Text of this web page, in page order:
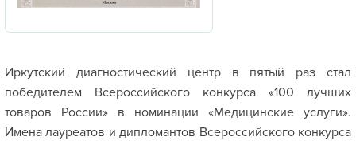
Иркутский диагностический центр в пятый раз стал
победителем Всероссийского конкурса «100 лучших
товаров России» в номинации «Медицинские услуги».
Имена лауреатов и дипломантов Всероссийского конкурса